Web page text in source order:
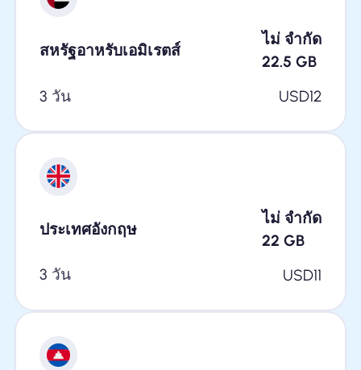
สหรัฐอาหรับเอมิเรตส์
ไม่ จำกัด
22.5 GB
3 วัน
USD12
ประเทศอังกฤษ
ไม่ จำกัด
22 GB
3 วัน
USD11